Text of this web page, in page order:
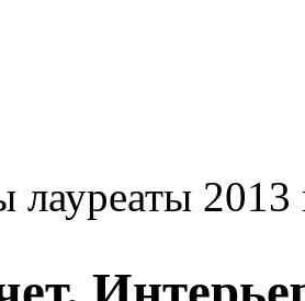
лауреаты 2013